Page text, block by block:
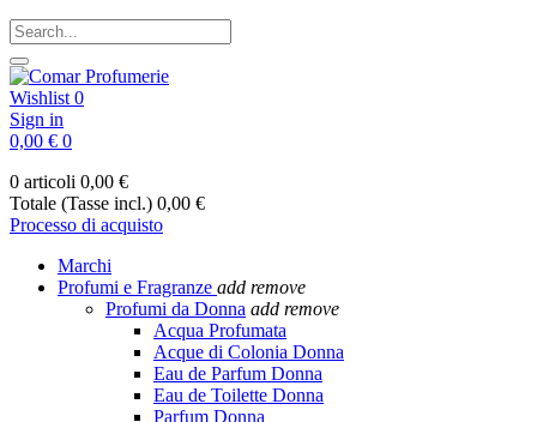
Wishlist 0
Sign in
0,00 € 0
0 articoli 0,00 €
Totale (Tasse incl.) 0,00 €
Processo di acquisto
Marchi
Profumi e Fragranze add remove
Profumi da Donna add remove
Acqua Profumata
Acque di Colonia Donna
Eau de Parfum Donna
Eau de Toilette Donna
Parfum Donna